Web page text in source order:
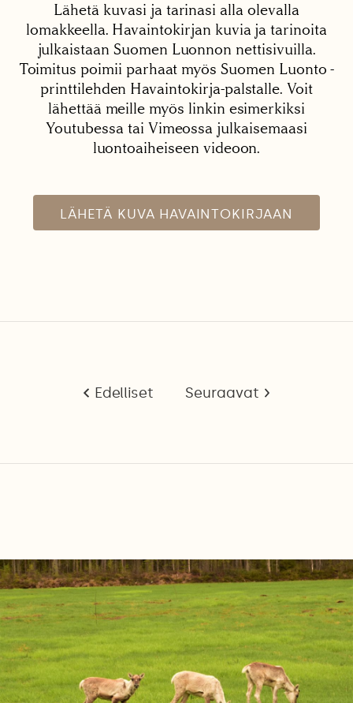
Lähetä kuvasi ja tarinasi alla olevalla
lomakkeella. Havaintokirjan kuvia ja tarinoita
julkaistaan Suomen Luonnon nettisivuilla.
Toimitus poimii parhaat myös Suomen Luonto -
printtilehden Havaintokirja-palstalle. Voit
lähettää meille myös linkin esimerkiksi
Youtubessa tai Vimeossa julkaisemaasi
luontoaiheiseen videoon.
LÄHETÄ KUVA HAVAINTOKIRJAAN
Edelliset Seuraavat